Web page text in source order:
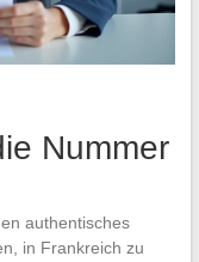
Nummer
authentisches
in Frankreich zu